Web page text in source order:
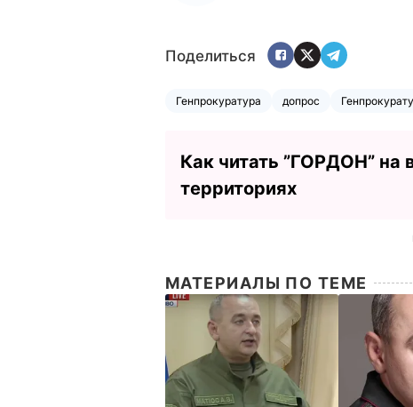
Поделиться
Генпрокуратура допрос
Как читать ”ГОРДОН” на
территориях
МАТЕРИАЛЫ ПО ТЕМЕ